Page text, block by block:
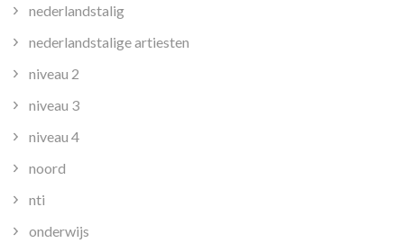
nederlandstalig
nederlandstalige artiesten
niveau 2
niveau 3
niveau 4
noord
nti
onderwijs